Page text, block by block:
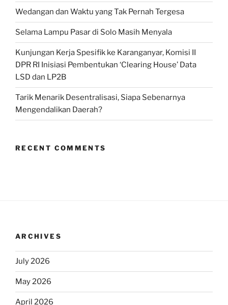
Wedangan dan Waktu yang Tak Pernah Tergesa
Selama Lampu Pasar di Solo Masih Menyala
Kunjungan Kerja Spesifik ke Karanganyar, Komisi II
DPR RI Inisiasi Pembentukan ‘Clearing House’ Data
LSD dan LP2B
Tarik Menarik Desentralisasi, Siapa Sebenarnya
Mengendalikan Daerah?
RECENT COMMENTS
ARCHIVES
July 2026
May 2026
April 2026